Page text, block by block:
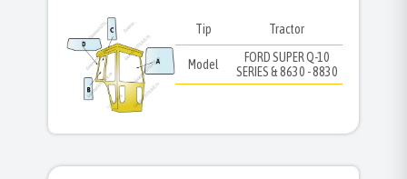
Tip Tractor
Model
FORD SUPER Q-10
SERIES & 8630 - 8830